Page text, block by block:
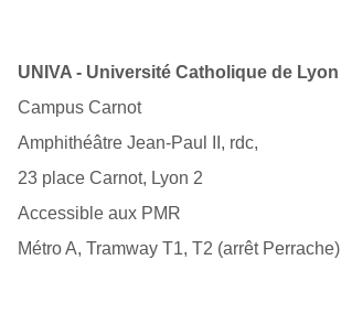
UNIVA - Université Catholique de Lyon
Campus Carnot
Amphithéâtre Jean-Paul II, rdc,
23 place Carnot, Lyon 2
Accessible aux PMR
Métro A, Tramway T1, T2 (arrêt Perrache)